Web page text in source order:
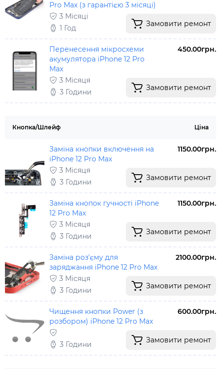
Pro Max (з гарантією 3 місяці)
3 Місяці
1 Год Замовити ремонт
Перенесення мікросхеми
акумулятора iPhone 12 Pro
Max
3 Місяця
450.00грн.
3 Години Замовити ремонт
Кнопка/Шлейф Ціна
Заміна кнопки включення на
iPhone 12 Pro Max
3 Місяця
1150.00грн.
3 Години Замовити ремонт
Заміна кнопок гучності iPhone
12 Pro Max
3 Місяця
1150.00грн.
3 Години Замовити ремонт
Заміна роз'єму для
заряджання iPhone 12 Pro Max
3 Місяця
2100.00грн.
3 Години Замовити ремонт
Чищення кнопки Power (з
розбором) iPhone 12 Pro Max
600.00грн.
3 Години Замовити ремонт